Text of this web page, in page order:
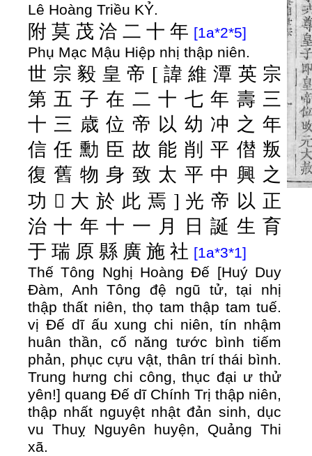
Lê Hoàng Triều KỶ.
附 莫 茂 洽 二 十 年 [1a*2*5]
Phụ Mạc Mậu Hiệp nhị thập niên.
世 宗毅 皇 帝 [ 諱維 潭 英 宗
第五 子在 二十 七年 壽 三
十 三 歳位 帝 以 幼 冲 之年
信任 勳 臣 故能 削平 僣 叛
復舊 物身 致 太 平 中 興 之
功 󰰽 大於 此焉 ] 光 帝 以 正
治十 年十 一 月 日誕 生育
于 瑞 原 縣 廣 施 社 [1a*3*1]
Thế Tông Nghị Hoàng Đế [Huý Duy
Đàm, Anh Tông đệ ngũ tử, tại nhị
thập thất niên, thọ tam thập tam tuế.
vị Đế dĩ ấu xung chi niên, tín nhậm
huân thần, cố năng tước bình tiếm
phản, phục cựu vật, thân trí thái bình.
Trung hưng chi công, thục đại ư thử
yên!] quang Đế dĩ Chính Trị thập niên,
thập nhất nguyệt nhật đản sinh, dục
vu Thuỵ Nguyên huyện, Quảng Thi
xã.